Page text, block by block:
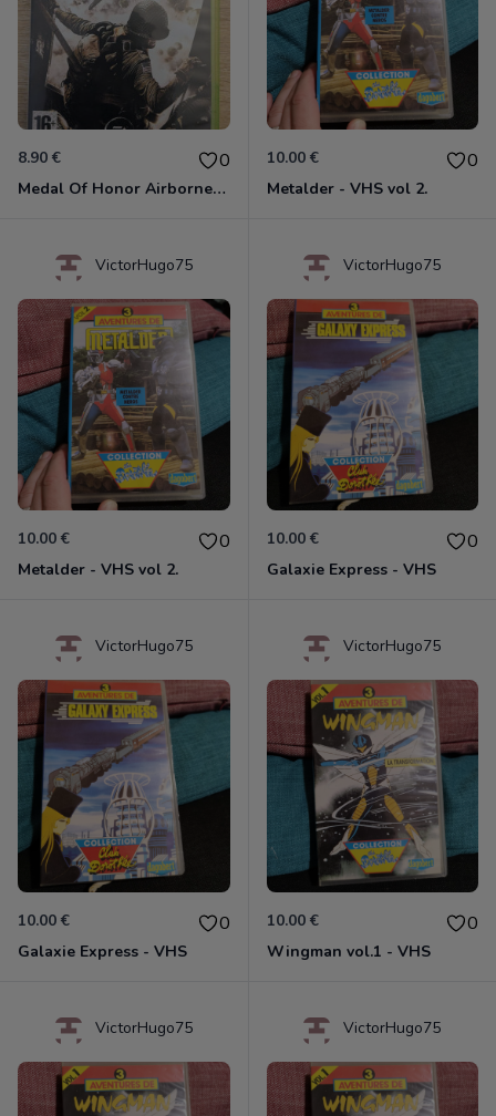
8.90 € 0
Medal Of Honor Airborne Xbox 360
10.00 € 0
Metalder - VHS vol 2.
VictorHugo75
10.00 € 0
Metalder - VHS vol 2.
VictorHugo75
10.00 € 0
Galaxie Express - VHS
VictorHugo75
10.00 € 0
Galaxie Express - VHS
VictorHugo75
10.00 € 0
Wingman vol.1 - VHS
VictorHugo75 VictorHugo75